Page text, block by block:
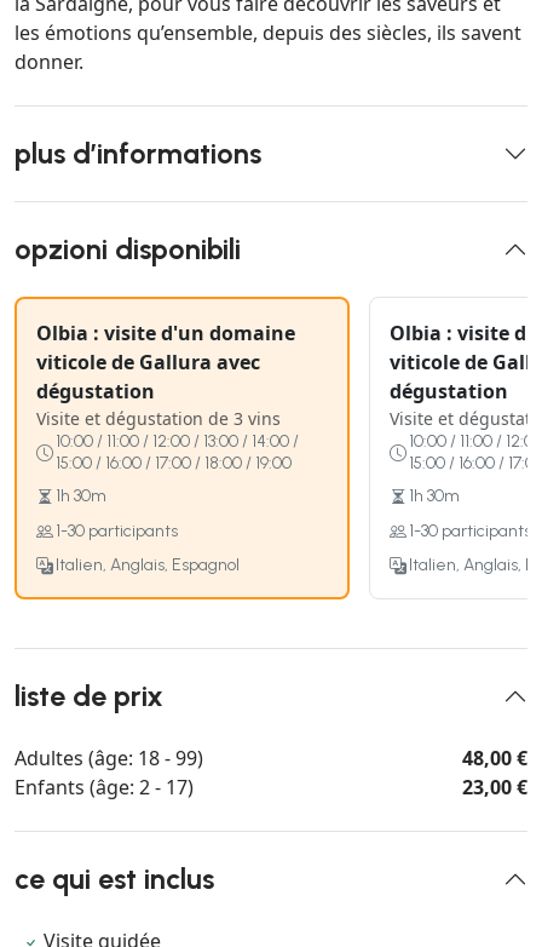
les émotions qu’ensemble, depuis des siècles, ils savent
donner.
plus d’informations
opzioni disponibili
Olbia : visite d'un domaine
viticole de Gallura avec
dégustation
Visite et dégustation de 3 vins
10:00 / 11:00 / 12:00 / 13:00 / 14:00 /
15:00 / 16:00 / 17:00 / 18:00 / 19:00
1h 30m
1-30 participants
Italien, Anglais, Espagnol
Olbia : visite
viticole de
dégustation
Visite et
10:00 / 11:00 /
15:00 / 16:00 /
1h 30m
1-30 participants
Italien, Anglais,
liste de prix
Adultes (âge: 18 - 99)
48,00 €
Enfants (âge: 2 - 17)
23,00 €
ce qui est inclus
Visite guidée